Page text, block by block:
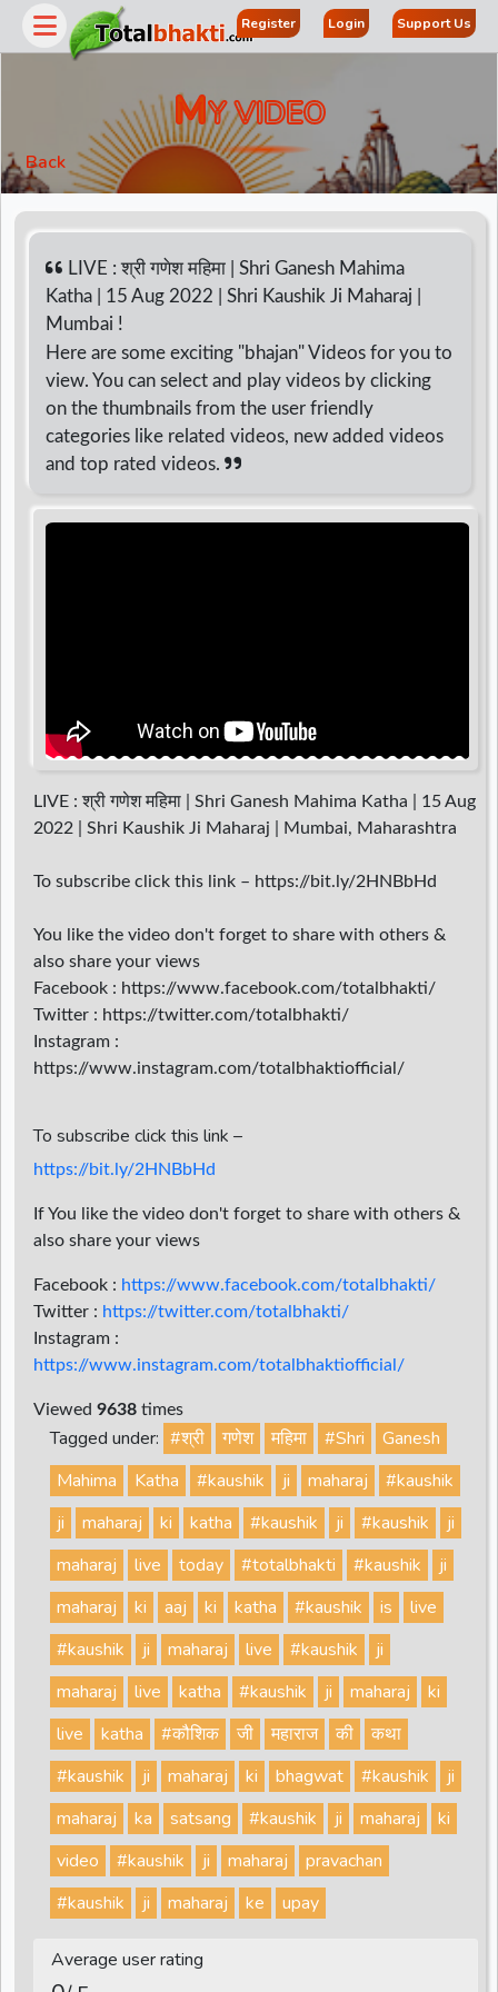
Register Login Support Us
MY VIDEO
Back
LIVE : श्री गणेश महिमा | Shri Ganesh Mahima
Katha | 15 Aug 2022 | Shri Kaushik Ji Maharaj |
Mumbai !
Here are some exciting "bhajan" Videos for you to
view. You can select and play videos by clicking
on the thumbnails from the user friendly
categories like related videos, new added videos
and top rated videos.
LIVE : श्री गणेश महिमा | Shri Ganesh Mahima Katha | 15 Aug
2022 | Shri Kaushik Ji Maharaj | Mumbai, Maharashtra
To subscribe click this link – https://bit.ly/2HNBbHd
You like the video don't forget to share with others &
also share your views
Facebook : https://www.facebook.com/totalbhakti/
Twitter : https://twitter.com/totalbhakti/
Instagram :
https://www.instagram.com/totalbhaktiofficial/
To subscribe click this link –
https://bit.ly/2HNBbHd
If You like the video don't forget to share with others &
also share your views
Facebook : https://www.facebook.com/totalbhakti/
Twitter : https://twitter.com/totalbhakti/
Instagram :
https://www.instagram.com/totalbhaktiofficial/
Viewed 9638 times
Tagged under: #श्री गणेश महिमा #Shri
Ganesh
Mahima
Katha #kaushik ji maharaj
#kaushik
ji
maharaj ki katha #kaushik ji #kaushik
ji
maharaj
live today #totalbhakti #kaushik
ji
maharaj
ki aaj ki katha #kaushik is
live
#kaushik
ji maharaj live #kaushik
ji
maharaj
live katha #kaushik ji maharaj
ki
live
katha #कौशिक जी महाराज की
कथा
#kaushik
ji maharaj ki bhagwat #kaushik
ji
maharaj
ka satsang #kaushik ji maharaj
ki
video
#kaushik ji maharaj
pravachan
#kaushik
ji maharaj ke upay
Average user rating